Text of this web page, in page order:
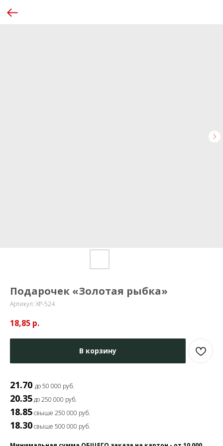
Подарочек «Золотая рыбка»
Артикул: ХР-524
18,85 р.
В корзину
21.70 до 50 000 руб.
20.35до 250 000 руб.
18.85свыше 250 000 руб.
18.30свыше 500 000 руб.